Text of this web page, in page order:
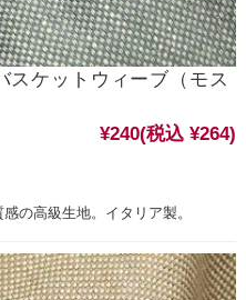
スケットウィーブ（モス
¥240(税込 ¥264)
の高級生地。イタリア製。